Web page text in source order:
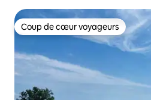
Coup de cœur voyageurs
Coup de cœur voyageurs